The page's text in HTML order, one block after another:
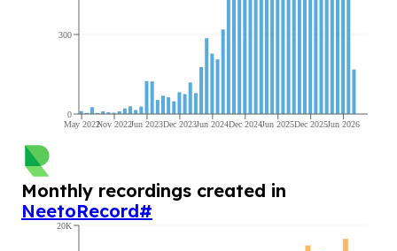
May 2022Nov 2022Jun 2023Dec 2023Jun 2024Dec 2024Jun 2025Dec 2025Jun 2026
0
300
Monthly recordings created in
NeetoRecord#
20K